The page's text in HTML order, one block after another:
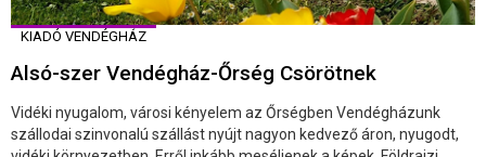
KIADÓ VENDÉGHÁZ
Alsó-szer Vendégház-Őrség Csörötnek
Vidéki nyugalom, városi kényelem az Őrségben Vendégházunk
szállodai szinvonalú szállást nyújt nagyon kedvező áron, nyugodt,